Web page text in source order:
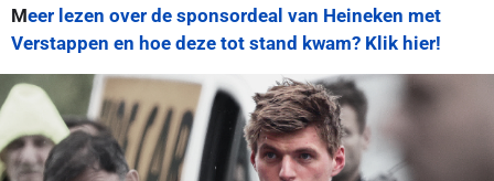
Meer lezen over de sponsordeal van Heineken met
Verstappen en hoe deze tot stand kwam? Klik hier!